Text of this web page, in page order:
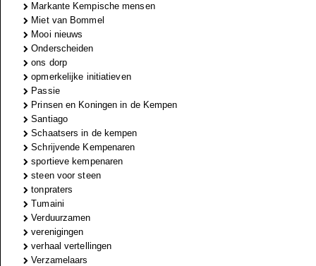
Markante Kempische mensen
Miet van Bommel
Mooi nieuws
Onderscheiden
ons dorp
opmerkelijke initiatieven
Passie
Prinsen en Koningen in de Kempen
Santiago
Schaatsers in de kempen
Schrijvende Kempenaren
sportieve kempenaren
steen voor steen
tonpraters
Tumaini
Verduurzamen
verenigingen
verhaal vertellingen
Verzamelaars